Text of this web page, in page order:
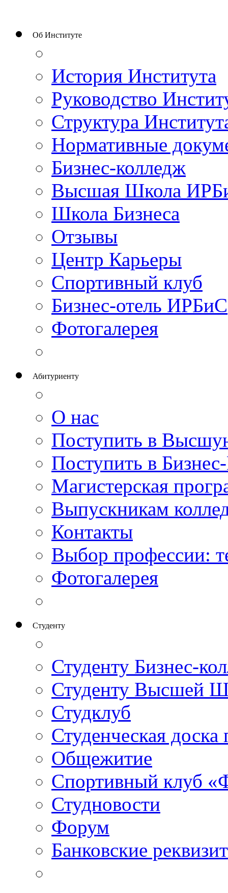
Об Институте
История Института
Руководство
Структура
Нормативные
Бизнес-колледж
Высшая Школа
Школа Бизнеса
Отзывы
Центр Карьеры
Спортивный клуб
Бизнес-отель ИРБиС
Фотогалерея
Абитуриенту
О нас
Поступить в
Поступить в
Магистерская
Выпускникам
Контакты
Выбор профессии:
Фотогалерея
Студенту
Студенту Бизнес-
Студенту Высшей
Студклуб
Студенческая доска
Общежитие
Спортивный клуб
Студновости
Форум
Банковские